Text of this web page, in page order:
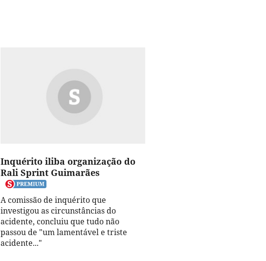
Inquérito iliba organização do
Rali Sprint Guimarães
A comissão de inquérito que
investigou as circunstâncias do
acidente, concluiu que tudo não
passou de "um lamentável e triste
acidente..."